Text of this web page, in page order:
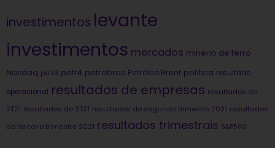
investimentos levante
investimentos mercados minério de ferro
Nasdaq petr3 petr4 petrobras Petróleo Brent política resultado
operacional resultados de empresas resultados do
2T21 resultados do 3T21 resultados do segundo trimestre 2021 resultados
do terceiro trimestre 2021 resultados trimestrais S&P500